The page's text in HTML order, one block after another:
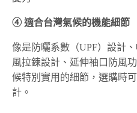
④ 適合台灣氣候的機能細節
像是防曬系數（UPF）設計
風拉鍊設計、延伸袖口防風
候特別實用的細節，選購時
計。